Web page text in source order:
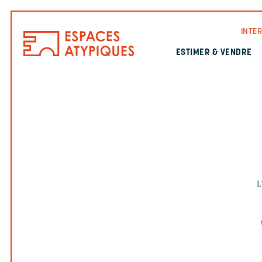
ESTIMER & VENDRE